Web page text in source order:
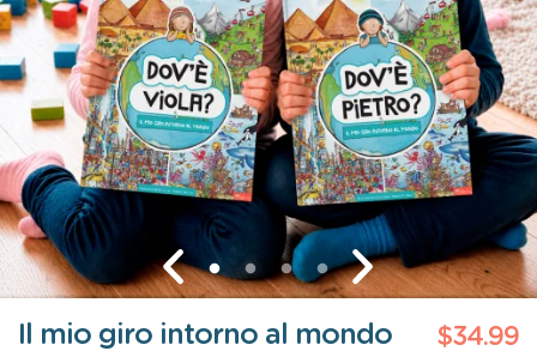
Il mio giro intorno al mondo $34.99